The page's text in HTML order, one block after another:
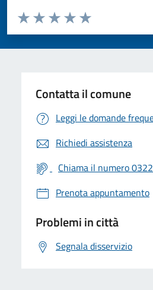
Valuta da 1 a 5 stelle la pagina
Valuta 5 stelle su
Valuta 4 stelle su 5
Valuta 3 stelle su 5
Valuta 2 stelle su 5
Valuta 1 stelle su 5
Contatta il comune
Leggi le domande
Richiedi assistenza
Chiama il numero
Prenota appuntamento
Problemi in città
Segnala disservizio